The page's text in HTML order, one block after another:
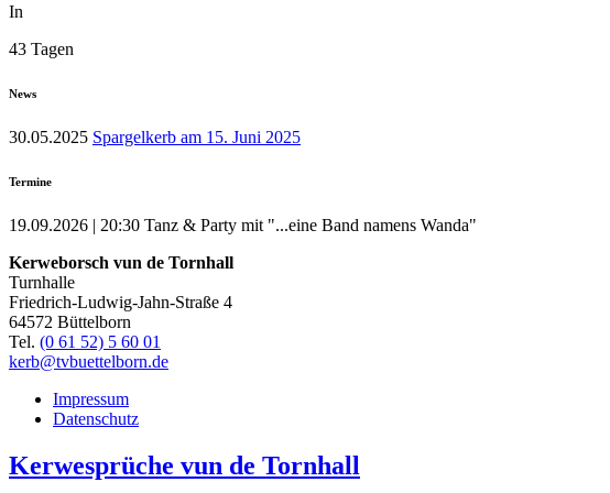
In
43 Tagen
News
30.05.2025 Spargelkerb am 15. Juni 2025
Termine
19.09.2026 | 20:30 Tanz & Party mit "...eine Band namens Wanda"
Kerweborsch vun de Tornhall
Turnhalle
Friedrich-Ludwig-Jahn-Straße 4
64572 Büttelborn
Tel. (0 61 52) 5 60 01
kerb@tvbuettelborn.de
Impressum
Datenschutz
Kerwesprüche vun de Tornhall